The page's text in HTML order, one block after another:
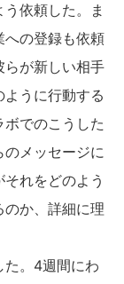
依頼した。ま
への登録も依頼
らが新しい相手
うに行動する
でのこうした
メッセージに
れをどのよう
か、詳細に理
た。4週間にわ